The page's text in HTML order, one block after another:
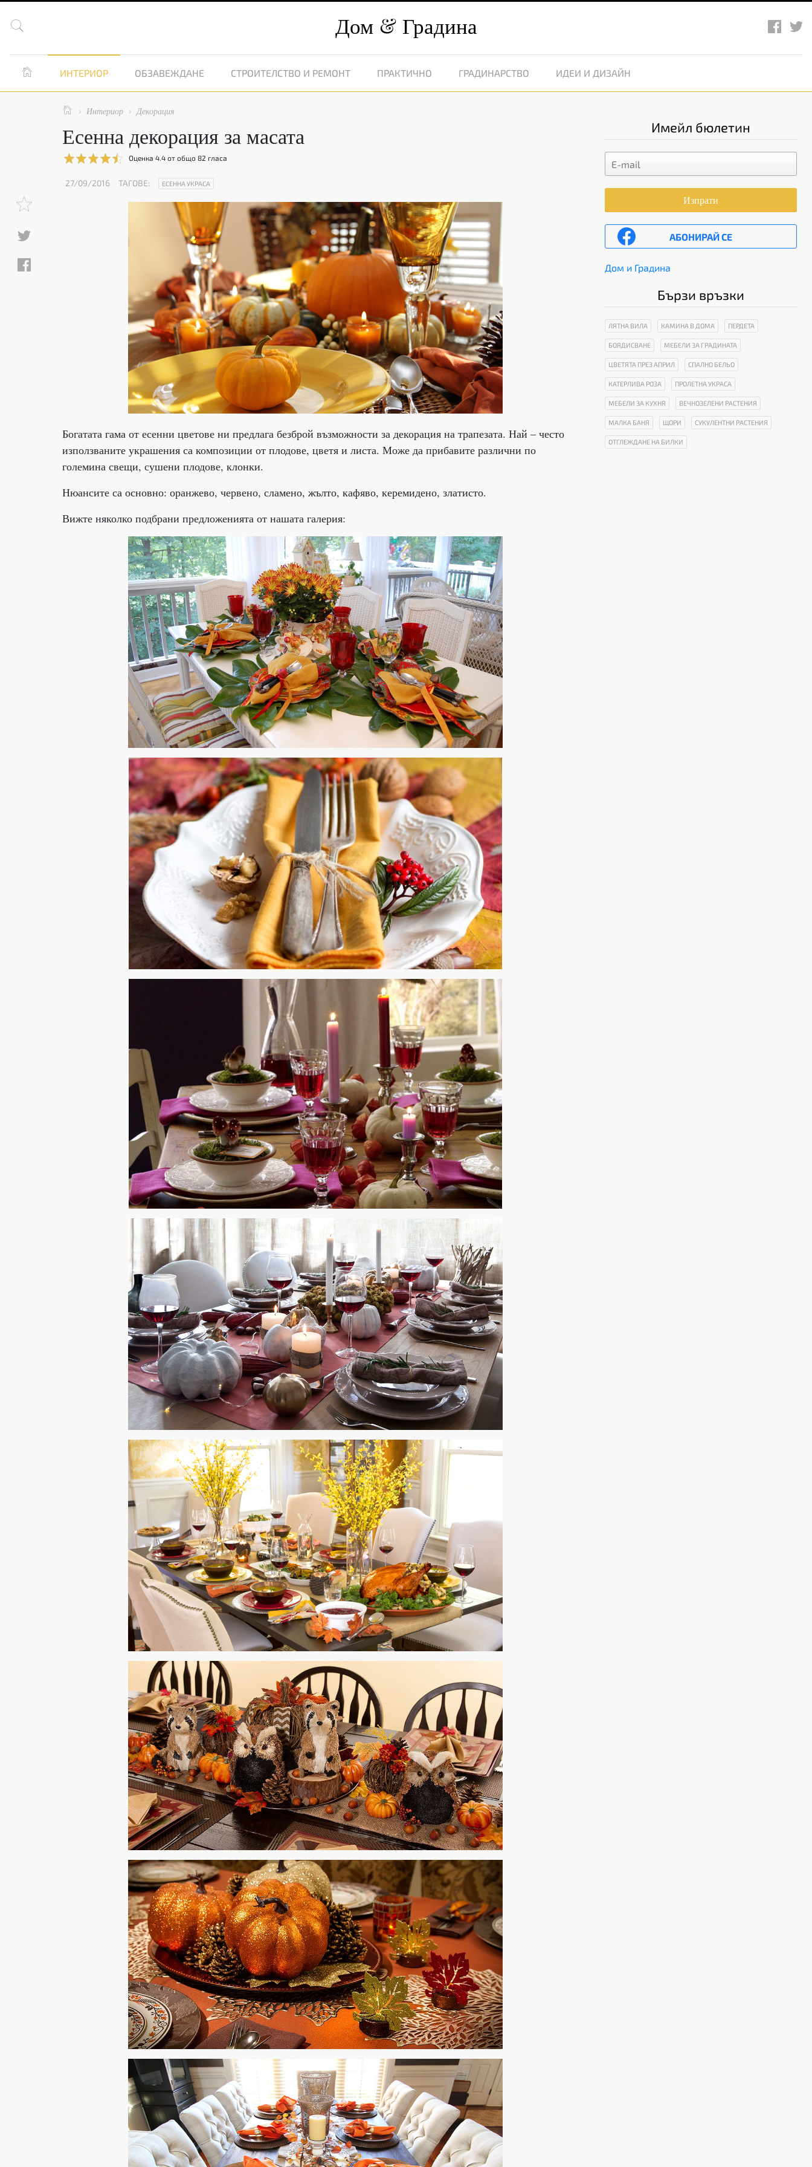
 Дом Градина
 ИНТЕРИОР ОБЗАВЕЖДАНЕ СТРОИТЕЛСТВО И РЕМОНТ ПРАКТИЧНО ГРАДИНАРСТВО ИДЕИ И ДИЗАЙН
  Интериор  Декорация
Есенна декорация за масата
Оценка 4.4от общо 82 гласа
27/09/2016 ТАГОВЕ: ЕСЕННА УКРАСА
Богатата гама от есенни цветове ни предлага безброй възможности за декорация на трапезата. Най – често
използваните украшения са композиции от плодове, цветя и листа. Може да прибавите различни по
големина свещи, сушени плодове, клонки.
Нюансите са основно: оранжево, червено, сламено, жълто, кафяво, керемидено, златисто.
Вижте няколко подбрани предложенията от нашата галерия:
Имейл бюлетин
Изпрати
АБОНИРАЙ СЕ
Дом и Градина
Бързи връзки
ЛЯТНА ВИЛА КАМИНА В ДОМА ПЕРДЕТА
БОЯДИСВАНЕ МЕБЕЛИ ЗА ГРАДИНАТА
ЦВЕТЯТА ПРЕЗ АПРИЛ СПАЛНО БЕЛЬО
КАТЕРЛИВА РОЗА ПРОЛЕТНА УКРАСА
МЕБЕЛИ ЗА КУХНЯ ВЕЧНОЗЕЛЕНИ РАСТЕНИЯ
МАЛКА БАНЯ ЩОРИ СУКУЛЕНТНИ РАСТЕНИЯ
ОТГЛЕЖДАНЕ НА БИЛКИ